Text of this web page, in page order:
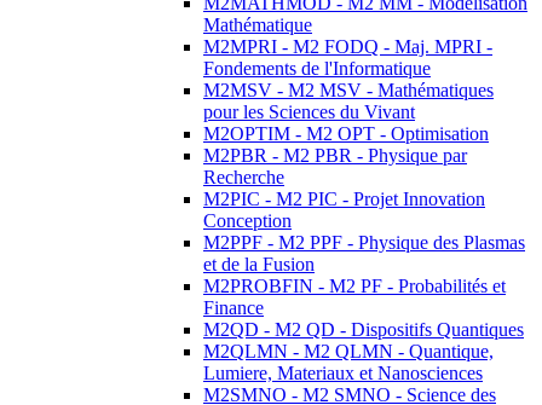
Mathématique
M2MPRI - M2 FODQ - Maj. MPRI -
Fondements de l'Informatique
M2MSV - M2 MSV - Mathématiques
pour les Sciences du Vivant
M2OPTIM - M2 OPT - Optimisation
M2PBR - M2 PBR - Physique par
Recherche
M2PIC - M2 PIC - Projet Innovation
Conception
M2PPF - M2 PPF - Physique des Plasmas
et de la Fusion
M2PROBFIN - M2 PF - Probabilités et
Finance
M2QD - M2 QD - Dispositifs Quantiques
M2QLMN - M2 QLMN - Quantique,
Lumiere, Materiaux et Nanosciences
M2SMNO - M2 SMNO - Science des